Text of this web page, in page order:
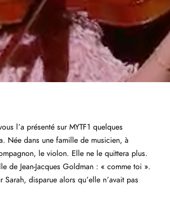
l’a présenté sur MYTF1 quelques
Née dans une famille de musicien, à
le violon. Elle ne le quittera plus.
de Jean-Jacques Goldman : « comme toi ».
disparue alors qu’elle n’avait pas